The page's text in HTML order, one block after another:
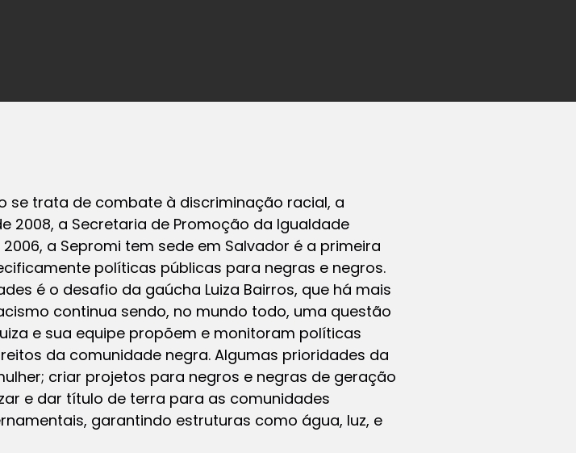
se trata de combate à discriminação racial, a
2008, a Secretaria de Promoção da Igualdade
a Sepromi tem sede em Salvador é a primeira
políticas públicas para negras e negros.
é o desafio da gaúcha Luiza Bairros, que há mais
continua sendo, no mundo todo, uma questão
e sua equipe propõem e monitoram políticas
da comunidade negra. Algumas prioridades da
criar projetos para negros e negras de geração
e dar título de terra para as comunidades
garantindo estruturas como água, luz, e